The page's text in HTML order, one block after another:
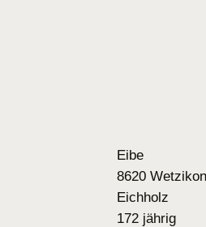
Eibe
8620 Wetzikon
Eichholz
172 jährig